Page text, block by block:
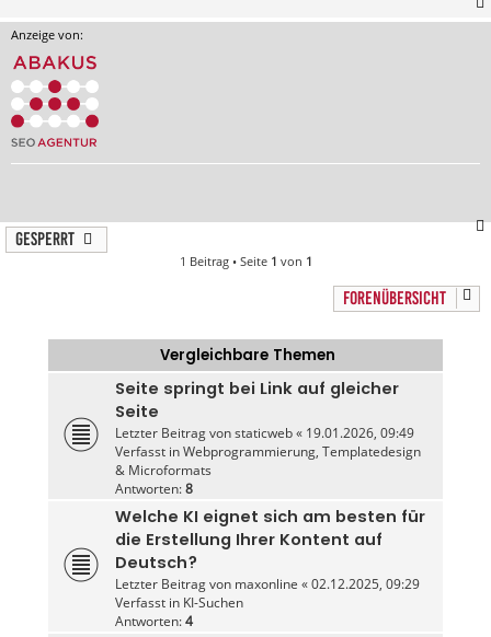
Anzeige von:
Gesperrt
1 Beitrag • Seite 1 von 1
FORENÜBERSICHT
Vergleichbare Themen
Seite springt bei Link auf gleicher
Seite
Letzter Beitrag vonstaticweb« 19.01.2026, 09:49
Verfasst inWebprogrammierung, Templatedesign
& Microformats
Antworten:8
Welche KI eignet sich am besten für
die Erstellung Ihrer Kontent auf
Deutsch?
Letzter Beitrag von maxonline «02.12.2025, 09:29
Verfasst in KI-Suchen
Antworten:4